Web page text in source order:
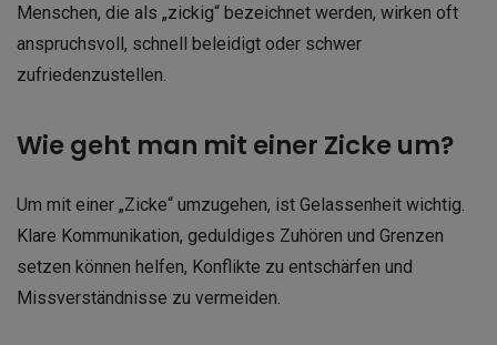
Menschen, die als „zickig“ bezeichnet werden, wirken oft
anspruchsvoll, schnell beleidigt oder schwer
zufriedenzustellen.
Wie geht man mit einer Zicke um?
Um mit einer „Zicke“ umzugehen, ist Gelassenheit wichtig.
Klare Kommunikation, geduldiges Zuhören und Grenzen
setzen können helfen, Konflikte zu entschärfen und
Missverständnisse zu vermeiden.